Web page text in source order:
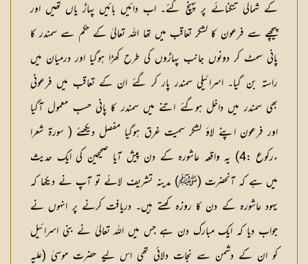
کے شمالی تنگنائے پر پہنچ گئے۔ اب دائیں بائیں پہاڑ یاں تھیں اور
پیچھے سے فرعون کا لشکر تعاقب میں تھا اللہ تعالیٰ کے حکم سے سمندر کا
پانی سمٹ کر دونوں جانب پہاڑوں کی طرح کھڑا ہوگیا اور درمیان میں
راستہ بن گیا۔ اسرائیلی سمندر پار کر گئے ان کے تعاقب میں فرعونی
بھی سمندر میں داخل ہوگئے اتنے میں سمندر کا پانی حسب معمول آگیا
اور فرعون اپنے لاؤ لشکر سمیت غرق ہوگیا مفصل دیکھئے ( سورۃ شعرا
ءرکوع :4) یہ واقعہ عاشورہ کے دن پیش آیا صحیحین کی ایک حدیث
میں ہے کہ آنحضرت (ﷺ) مدینہ تشریف لائے تو آپ نے دیکھا کہ
یہود عاشورہ کے دن کا روزہ کھتے ہیں۔ دریافت کرنے پر انہوں نے
جواب دیا کہ ایک مبارک دن ہے جس میں اللہ تعالیٰ نے بنی اسرائیل
کو ان کے دشمن سے نجات دلائی تھی اس لیے حضرت موسیٰ (علیہ